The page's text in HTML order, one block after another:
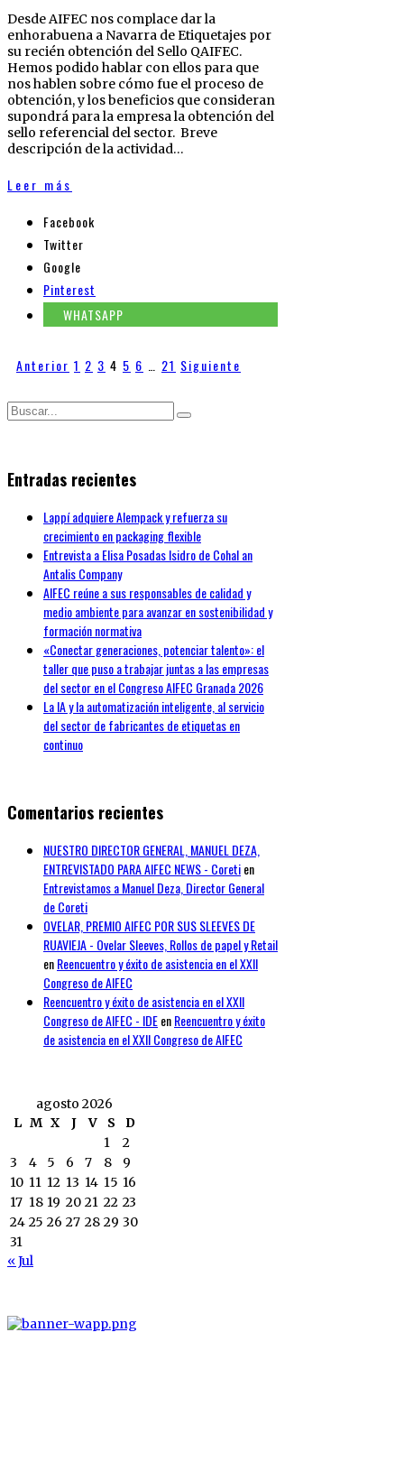
Desde AIFEC nos complace dar la
enhorabuena a Navarra de Etiquetajes por
su recién obtención del Sello QAIFEC.
Hemos podido hablar con ellos para que
nos hablen sobre cómo fue el proceso de
obtención, y los beneficios que consideran
supondrá para la empresa la obtención del
sello referencial del sector. Breve
descripción de la actividad…
Leer más
Facebook
Twitter
Google
Pinterest
WHATSAPP
Anterior 1 2 3 4 5 6 … 21 Siguiente
Entradas recientes
Lappí adquiere Alempack y refuerza su
crecimiento en packaging flexible
Entrevista a Elisa Posadas Isidro de Cohal an
Antalis Company
AIFEC reúne a sus responsables de calidad y
medio ambiente para avanzar en sostenibilidad y
formación normativa
«Conectar generaciones, potenciar talento»: el
taller que puso a trabajar juntas a las empresas
del sector en el Congreso AIFEC Granada 2026
La IA y la automatización inteligente, al servicio
del sector de fabricantes de etiquetas en
continuo
Comentarios recientes
NUESTRO DIRECTOR GENERAL, MANUEL DEZA,
ENTREVISTADO PARA AIFEC NEWS - Coretien
Entrevistamos a Manuel Deza, Director General
de Coreti
OVELAR, PREMIO AIFEC POR SUS SLEEVES DE
RUAVIEJA - Ovelar Sleeves, Rollos de papel y Retail
enReencuentro y éxito de asistencia en el XXII
Congreso de AIFEC
Reencuentro y éxito de asistencia en el XXII
Congreso de AIFEC - IDEenReencuentro y éxito
de asistencia en el XXII Congreso de AIFEC
agosto 2026
L M X J V S
D
1
2
3
4 5 6 7 8
9
10 11 12 13 14 15 16
17 18 19 20 21 22 23
24 25 26 27 28 29 30
31
« Jul